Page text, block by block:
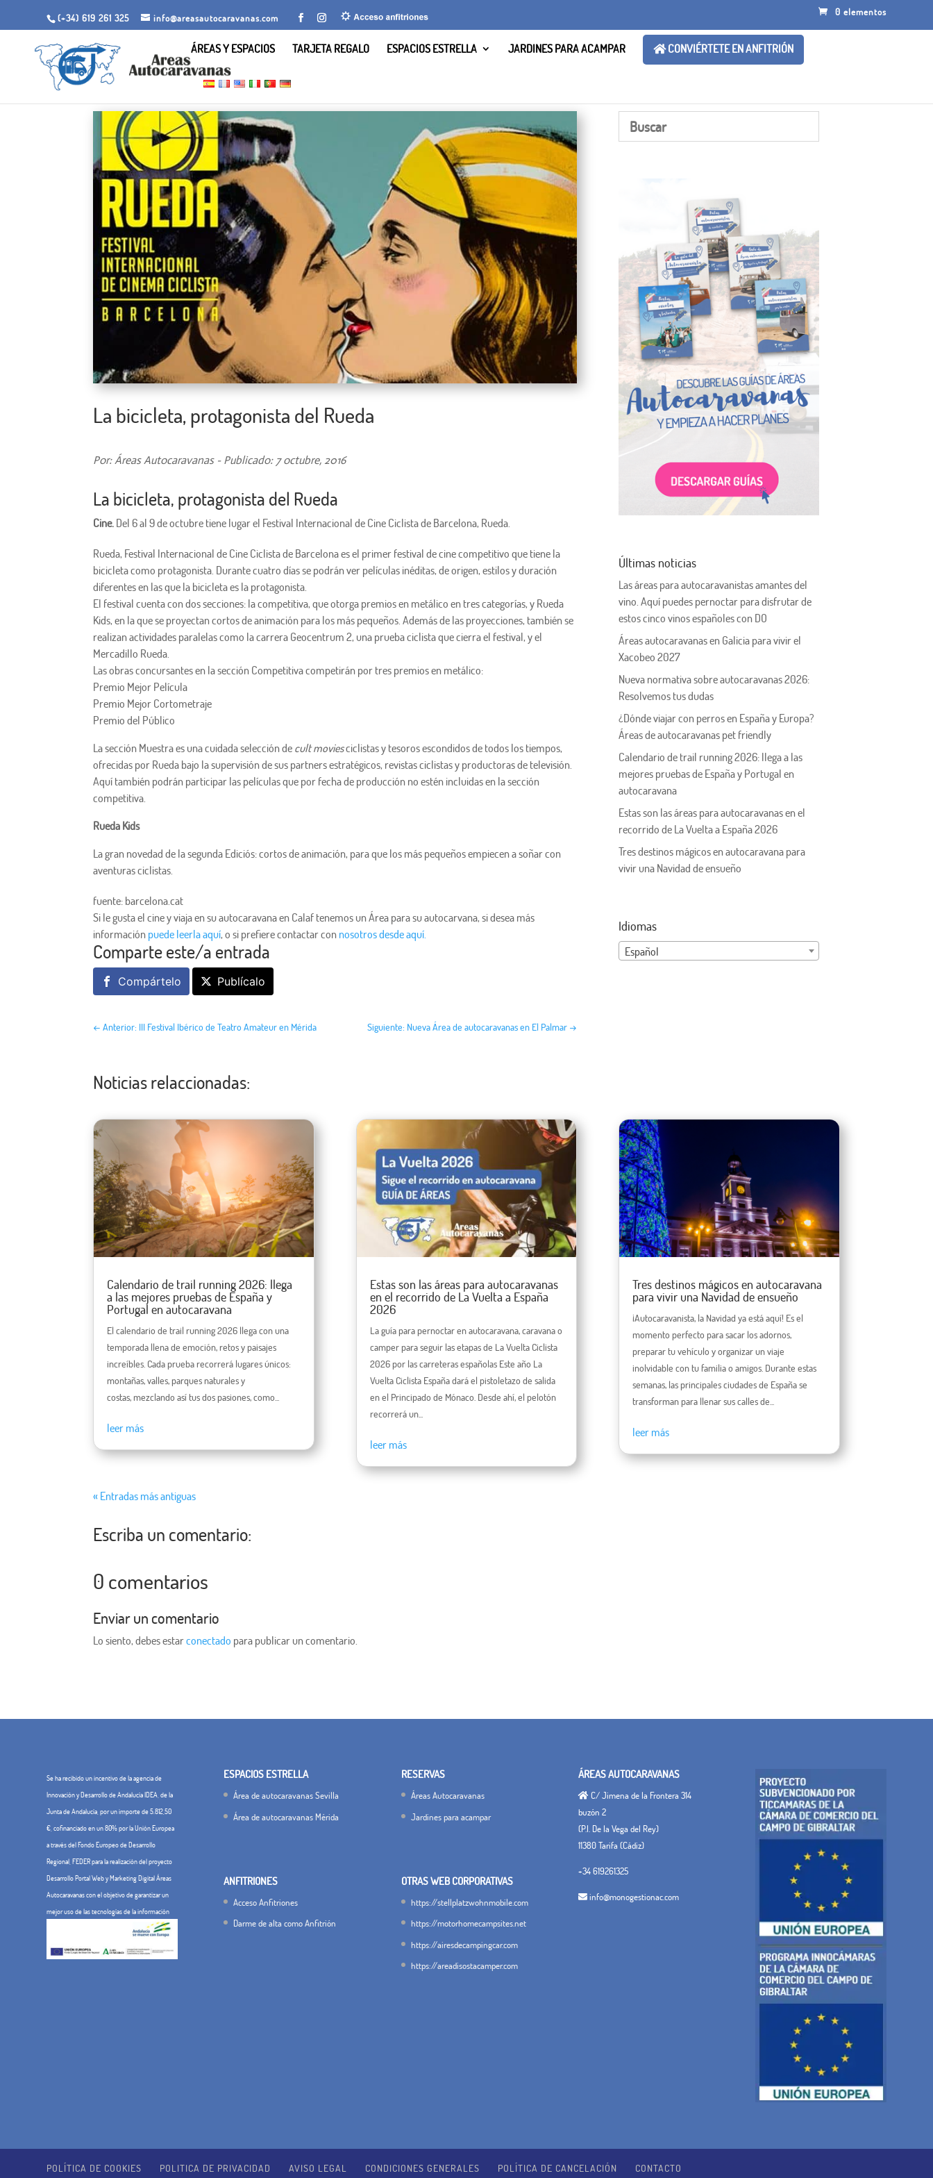
(+34) 619 261 325 info@areasautocaravanas.com
0 elementos
ÁREAS Y ESPACIOS TARJETA REGALO ESPACIOS ESTRELLA JARDINES PARA ACAMPAR CONVIÉRTETE EN ANFITRIÓN
La bicicleta, protagonista del Rueda
Por: Áreas Autocaravanas - Publicado: 7 octubre, 2016
La bicicleta, protagonista del Rueda
Cine. Del 6 al 9 de octubre tiene lugar el Festival Internacional de Cine Ciclista de Barcelona, Rueda.
Rueda, Festival Internacional de Cine Ciclista de Barcelona es el primer festival de cinecompetitivo que tiene la
bicicleta como protagonista. Durante cuatro días se podrán ver películas inéditas, de origen, estilos y duración
diferentes en las que la bicicleta es la protagonista.
El festival cuenta con dos secciones: la competitiva, que otorga premios en metálico en tres categorías, y Rueda
Kids, en la que se proyectan cortos de animación para los más pequeños. Además de las proyecciones, también se
realizan actividades paralelas como la carrera Geocentrum 2, una prueba ciclista que cierra el festival, y el
Mercadillo Rueda.
Las obras concursantes en la sección Competitiva competirán por tres premios en metálico:
Premio Mejor Película
Premio Mejor Cortometraje
Premio del Público
La sección Muestra es una cuidada selección de cult moviesciclistas y tesoros escondidos de todos los tiempos,
ofrecidas por Rueda bajo la supervisión de sus partners estratégicos, revistas ciclistas y productoras de televisión.
Aquí también podrán participar las películas que por fecha de producción no estén incluidas en la sección
competitiva.
Rueda Kids
La gran novedad de la segunda Ediciós: cortos de animación, para que los más pequeños empiecen a soñar con
aventuras ciclistas.
fuente: barcelona.cat
Si le gusta el cine y viaja en su autocaravana en Calaf tenemos un Área para su autocarvana, si desea más
información puede leerla aquí, o si prefiere contactar con nosotros desde aquí.
Comparte este/a entrada
Compártelo Publícalo
←Anterior: III Festival Ibérico de Teatro Amateur en Mérida Siguiente: Nueva Área de autocaravanas en El Palmar →
Últimas noticias
Las áreas para autocaravanistas amantes del
vino. Aquí puedes pernoctar para disfrutar de
estos cinco vinos españoles con DO
Áreas autocaravanas en Galicia para vivir el
Xacobeo 2027
Nueva normativa sobre autocaravanas 2026:
Resolvemos tus dudas
¿Dónde viajar con perros en España y Europa?
Áreas de autocaravanas pet friendly
Calendario de trail running 2026: llega a las
mejores pruebas de España y Portugal en
autocaravana
Estas son las áreas para autocaravanas en el
recorrido de La Vuelta a España 2026
Tres destinos mágicos en autocaravana para
vivir una Navidad de ensueño
Idiomas
Español
Noticias relaccionadas:
Calendario de trail running 2026: llega
a las mejores pruebas de España y
Portugal en autocaravana
El calendario de trail running 2026 llega con una
temporada llena de emoción, retos y paisajes
increíbles. Cada prueba recorrerá lugares únicos:
montañas, valles, parques naturales y
costas, mezclando así tus dos pasiones, como...
leer más
Estas son las áreas para autocaravanas
en el recorrido de La Vuelta a España
2026
La guía para pernoctar en autocaravana, caravana o
camper para seguir las etapas de La Vuelta Ciclista
2026 por las carreteras españolas Este año La
Vuelta Ciclista España dará el pistoletazo de salida
en el Principado de Mónaco. Desde ahí, el pelotón
recorrerá un...
leer más
Tres destinos mágicos en autocaravana
para vivir una Navidad de ensueño
¡Autocaravanista, la Navidad ya está aquí! Es el
momento perfecto para sacar los adornos,
preparar tu vehículo y organizar un viaje
inolvidable con tu familia o amigos. Durante estas
semanas, las principales ciudades de España se
transforman para llenar sus calles de...
leer más
« Entradas más antiguas
Escriba un comentario:
0 comentarios
Enviar un comentario
Lo siento, debes estarconectado para publicar un comentario.
Se ha recibido un incentivo de la agencia de
Innovación y Desarrollo de Andalucía IDEA, de la
Junta de Andalucía, por un importe de 5.812,50
€, cofinanciado en un 80% por la Unión Europea
a través del Fondo Europeo de Desarrollo
Regional, FEDER para la realización del proyecto
Desarrollo Portal Web y Marketing Digital Áreas
Autocaravanas con el objetivo de garantizar un
mejor uso de las tecnologías de la información
ESPACIOS ESTRELLA
Área de autocaravanas Sevilla
Área de autocaravanas Mérida
ANFITRIONES
Acceso Anfitriones
Darme de alta como Anfitrión
RESERVAS
Áreas Autocaravanas
Jardines para acampar
OTRAS WEB CORPORATIVAS
https://stellplatzwohnmobile.com
https://motorhomecampsites.net
https://airesdecampingcar.com
https://areadisostacamper.com
ÁREAS AUTOCARAVANAS
C/ Jimena de la Frontera 314
buzón 2
(P.I. De la Vega del Rey)
11380 Tarifa (Cádiz)
+34 619261325
info@monogestionac.com
POLÍTICA DE COOKIES POLITICA DE PRIVACIDAD AVISO LEGAL CONDICIONES GENERALES POLÍTICA DE CANCELACIÓN CONTACTO